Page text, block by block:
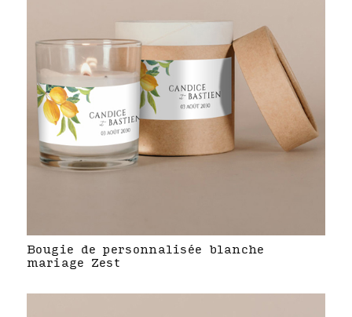
Bougie de personnalisée blanche
mariage Zest